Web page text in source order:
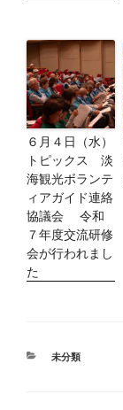
６月４日（水）
トピックス 淡
海観光ボランテ
ィアガイド連絡
協議会 令和
７年度交流研修
会が行われまし
た
カ
未分類